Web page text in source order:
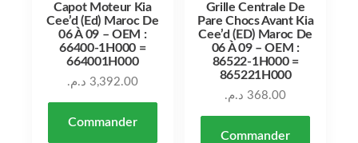
Capot Moteur Kia
Cee’d (Ed) Maroc De
06 À 09 – OEM :
66400-1H000 =
664001H000
3,392.00 د.م.
Commander
Grille Centrale De
Pare Chocs Avant Kia
Cee’d (ED) Maroc De
06 À 09 – OEM :
86522-1H000 =
865221H000
368.00 د.م.
Commander